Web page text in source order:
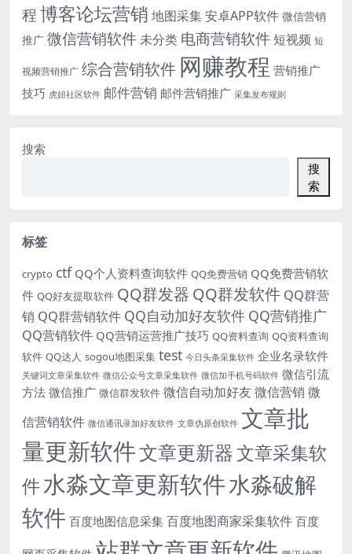
程博客论坛营销 地图采集安卓APP软件 微信营销
推广 微信营销软件未分类 电商营销软件短视频 短
视频营销推广 综合营销软件 网赚教程 营销推广
技巧 虎妞社区软件 邮件营销 邮件营销推广 采集发布规则
搜索
搜
索
标签
crypto ctf QQ个人资料查询软件 QQ免费营销 QQ免费营销软
件 QQ好友提取软件 QQ群发器 QQ群发软件 QQ群营
销 QQ群营销软件 QQ自动加好友软件 QQ营销推广
QQ营销软件 QQ营销运营推广技巧 QQ资料查询 QQ资料查询
软件 QQ达人 sogou地图采集 test 今日头条采集软件 企业名录软件
关键词文章采集软件 微信公众号文章采集软件 微信加手机号码软件 微信引流
方法 微信推广 微信群发软件 微信自动加好友 微信营销 微
信营销软件 微信通讯录加好友软件 文章伪原创软件 文章批
量更新软件文章更新器文章采集软
件水淼文章更新软件水淼破解
软件 百度地图信息采集 百度地图商家采集软件 百度